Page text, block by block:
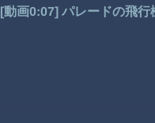
[動画0:07] パレードの飛